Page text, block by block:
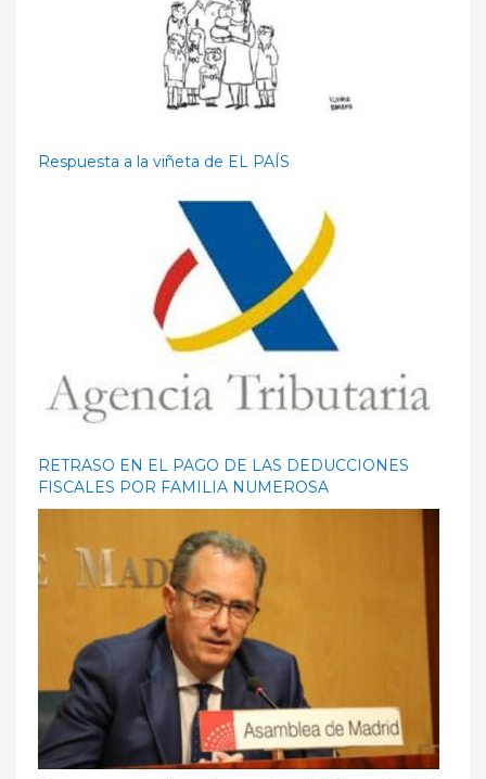
Respuesta a la viñeta de EL PAÍS
RETRASO EN EL PAGO DE LAS DEDUCCIONES
FISCALES POR FAMILIA NUMEROSA